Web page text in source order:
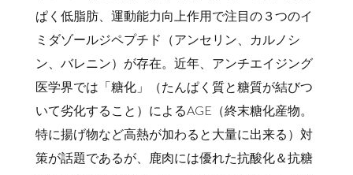
ぱく低脂肪、運動能力向上作用で注目の３つのイ
ミダゾールジペプチド（アンセリン、カルノシ
ン、バレニン）が存在。近年、アンチエイジング
医学界では「糖化」（たんぱく質と糖質が結びつ
いて劣化すること）によるAGE（終末糖化産物。
特に揚げ物など高熱が加わると大量に出来る）対
策が話題であるが、鹿肉には優れた抗酸化＆抗糖